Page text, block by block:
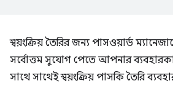
স্বয়ংক্রিয় তৈরির জন্য পাসওয়ার্ড
সর্বোত্তম সুযোগ পেতে আপনার
সাথে সাথেই স্বয়ংক্রিয় পাসকি তৈরি